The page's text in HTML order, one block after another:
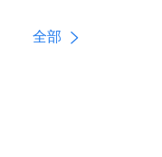
全部